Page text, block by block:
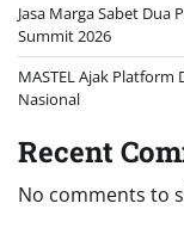
Jasa Marga Sabet Dua
Summit 2026
MASTEL Ajak
Nasional
Recent
No comments to